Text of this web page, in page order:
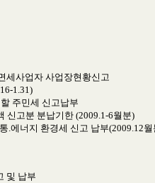
세사업자 사업장현황신고
1.31)
주민세 신고납부
신고분 분납기한 (2009.1-6월분)
.에너지 환경세 신고 납부(2009.12월
및 납부